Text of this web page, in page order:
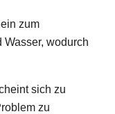
zum
wodurch
sich zu
zu